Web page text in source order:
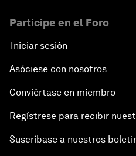
Participe en el Foro
Iniciar sesión
Asóciese con nosotros
Conviértase en miembro
Regístrese para recibir
Suscríbase a nuestros